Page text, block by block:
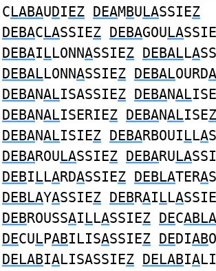
CLABAUDIEZ DEAMBULASSIEZ
DEBACLASSIEZ DEBAGOULASSIE
DEBAILLONNASSIEZ DEBALLA
DEBALLONNASSIEZ DEBALOURDA
DEBANALISASSIEZ DEBANAL
DEBANALISERIEZ DEBANALISEZ
DEBANALISIEZ DEBARBOUILLA
DEBAROULASSIEZ DEBARULA
DEBILLARDASSIEZ DEBLATERA
DEBLAYASSIEZ DEBRAILLASSIE
DEBROUSSAILLASSIEZ DECABLA
DECULPABILISASSIEZ DEDIABO
DELABIALISASSIEZ DELABIA